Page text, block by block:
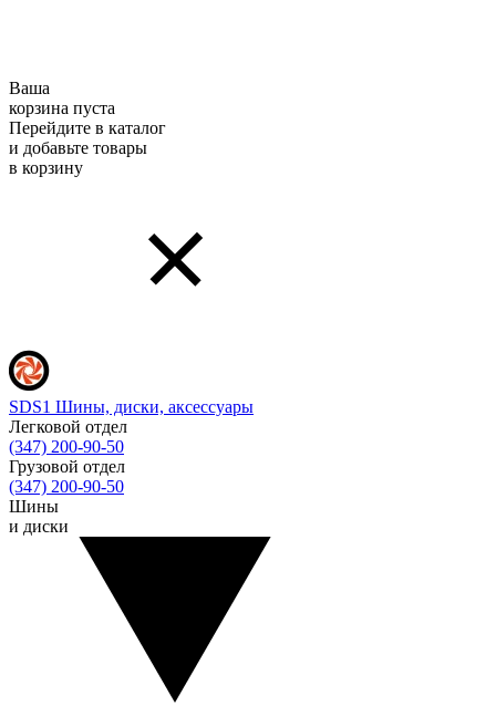
Ваша
корзина пуста
Перейдите в каталог
и добавьте товары
в корзину
SDS1 Шины, диски, аксессуары
Легковой отдел
(347) 200-90-50
Грузовой отдел
(347) 200-90-50
Шины
и диски